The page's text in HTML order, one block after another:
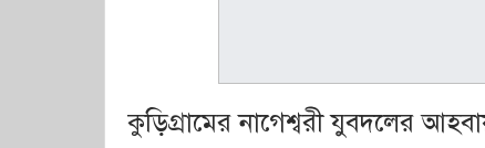
কুড়িগ্রামের নাগেশ্বরী যুবদলের